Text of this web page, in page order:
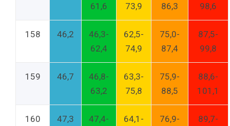
61,6
73,9
86,3
98,6
158 46,2
46,3-
62,4
62,5-
74,9
75,0-
87,4
87,5-
99,8
159 46,7
46,8-
63,2
63,3-
75,8
75,9-
88,5
88,6-
101,1
160 47,3
47,4-
64,1-
76,9-
89,7-